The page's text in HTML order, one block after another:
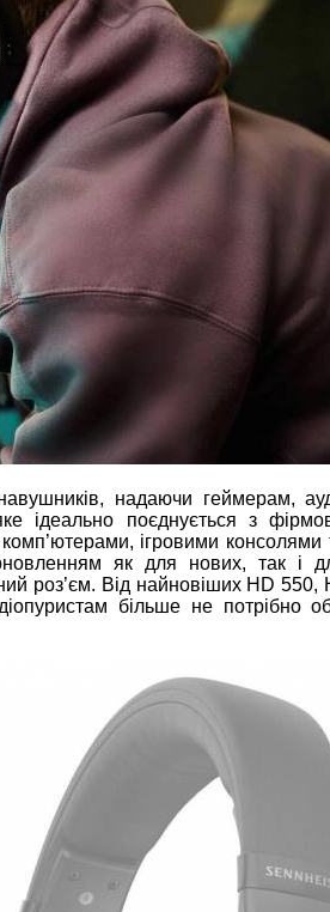
надаючи геймерам,
ідеально поєднується з
ігровими
як для нових, так і
роз’єм. Від найновіших HD
більше не потрібно